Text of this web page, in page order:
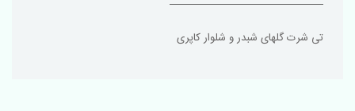
تی شرت گلهای شبدر و شلوار کاپری